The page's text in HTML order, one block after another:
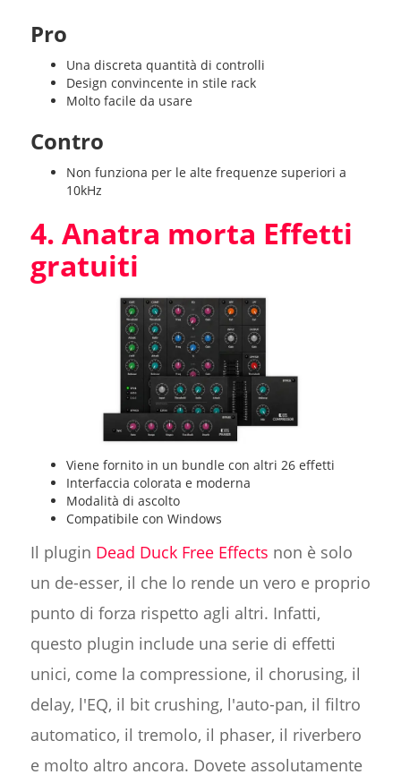
Pro
Una discreta quantità di controlli
Design convincente in stile rack
Molto facile da usare
Contro
Non funziona per le alte frequenze superiori a
10kHz
4. Anatra morta Effetti
gratuiti
Viene fornito in un bundle con altri 26 effetti
Interfaccia colorata e moderna
Modalità di ascolto
Compatibile con Windows
Il plugin Dead Duck Free Effects non è solo
un de-esser, il che lo rende un vero e proprio
punto di forza rispetto agli altri. Infatti,
questo plugin include una serie di effetti
unici, come la compressione, il chorusing, il
delay, l'EQ, il bit crushing, l'auto-pan, il filtro
automatico, il tremolo, il phaser, il riverbero
e molto altro ancora. Dovete assolutamente